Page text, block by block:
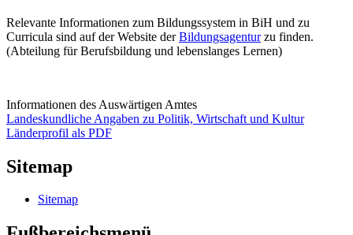
Relevante Informationen zum Bildungssystem in BiH und zu
Curricula sind auf der Website derBildungsagenturzu finden.
(Abteilung für Berufsbildung und lebenslanges Lernen)
Informationen des Auswärtigen Amtes
Landeskundliche Angaben zu Politik, Wirtschaft und Kultur
Länderprofil als PDF
Sitemap
Sitemap